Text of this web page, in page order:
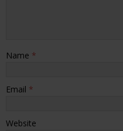
Name *
Email *
Website